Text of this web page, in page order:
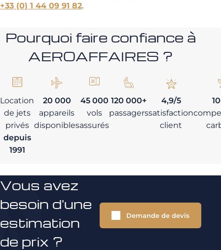
+33 (0) 1 44 09 91 82.
Pourquoi faire confiance à
AEROAFFAIRES ?
Location
de jets
privés
depuis
1991
20 000
appareils
disponibles
45 000
vols
assurés
120 000+
passagers
4,9/5
satisfaction
client
Vous avez
besoin d'une
estimation
de prix ?
Demande de devis